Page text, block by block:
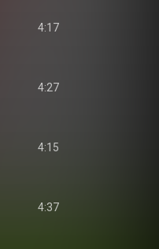
4:17
4:27
4:15
4:37